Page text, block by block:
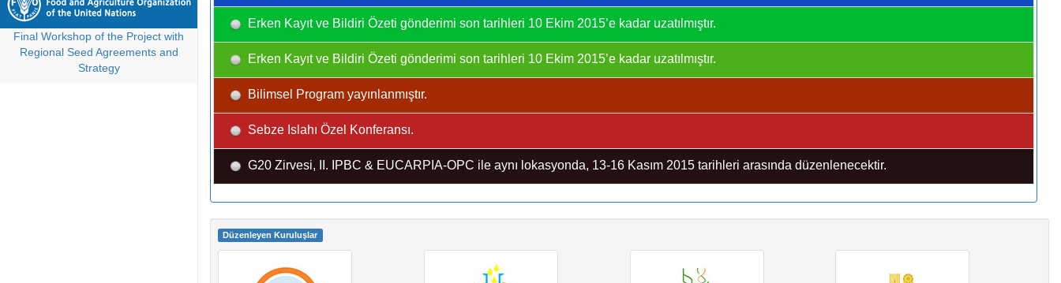
Final Workshop of the Project with
Regional Seed Agreements and
Strategy
Erken Kayıt ve Bildiri Özeti gönderimi son tarihleri 10 Ekim 2015’e kadar uzatılmıştır.
Erken Kayıt ve Bildiri Özeti gönderimi son tarihleri 10 Ekim 2015’e kadar uzatılmıştır.
Bilimsel Program yayınlanmıştır.
Sebze Islahı Özel Konferansı.
G20 Zirvesi, II. IPBC & EUCARPIA-OPC ile aynı lokasyonda, 13-16 Kasım 2015 tarihleri arasında düzenlenecektir.
Düzenleyen Kuruluşlar